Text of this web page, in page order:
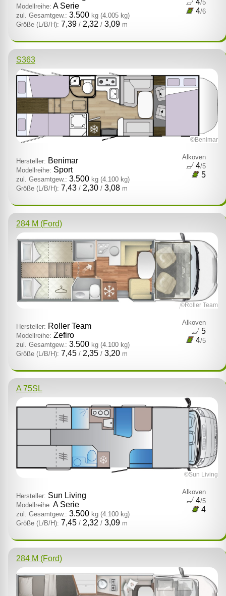
Modellreihe: A Serie
zul. Gesamtgew.: 3.500 kg (4.005 kg)
Größe (L/B/H): 7,39 / 2,32 / 3,09 m
4/5
4/6
S363
©Benimar
Hersteller: Benimar
Modellreihe: Sport
zul. Gesamtgew.: 3.500 kg (4.100 kg)
Größe (L/B/H): 7,43 / 2,30 / 3,08 m
Alkoven
4/5
5
284 M (Ford)
©Roller Team
Hersteller: Roller Team
Modellreihe: Zefiro
zul. Gesamtgew.: 3.500 kg (4.100 kg)
Größe (L/B/H): 7,45 / 2,35 / 3,20 m
Alkoven
5
4/5
A 75SL
©Sun Living
Hersteller: Sun Living
Modellreihe: A Serie
zul. Gesamtgew.: 3.500 kg (4.100 kg)
Größe (L/B/H): 7,45 / 2,32 / 3,09 m
Alkoven
4/5
4
284 M (Ford)